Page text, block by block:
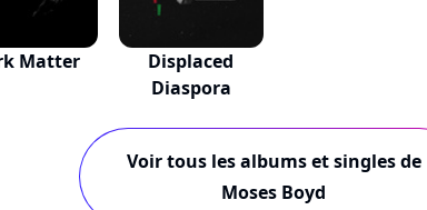
Matter
Displaced
Diaspora
Voir tous les albums et singles de
Moses Boyd